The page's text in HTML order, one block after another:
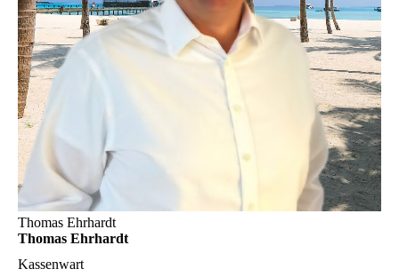
Thomas Ehrhardt
Thomas Ehrhardt
Kassenwart